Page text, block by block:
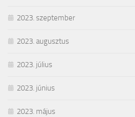
2023. szeptember
2023. augusztus
2023. július
2023. június
2023. május